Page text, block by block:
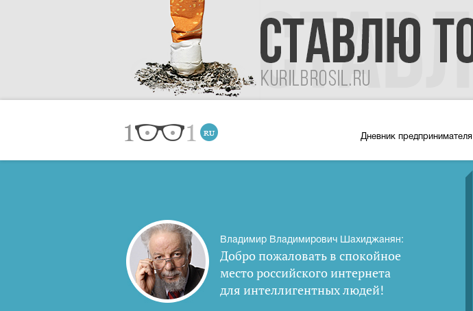
Дневник предпринимателя
Владимир Владимирович Шахиджанян:
Добро пожаловать в спокойное
место российского интернета
для интеллигентных людей!